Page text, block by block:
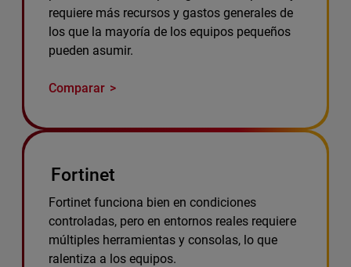
requiere más recursos y gastos generales de
los que la mayoría de los equipos pequeños
pueden asumir.
Comparar
Fortinet
Fortinet funciona bien en condiciones
controladas, pero en entornos reales requiere
múltiples herramientas y consolas, lo que
ralentiza a los equipos.